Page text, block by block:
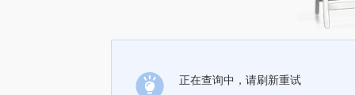
正在查询中，请刷新重试